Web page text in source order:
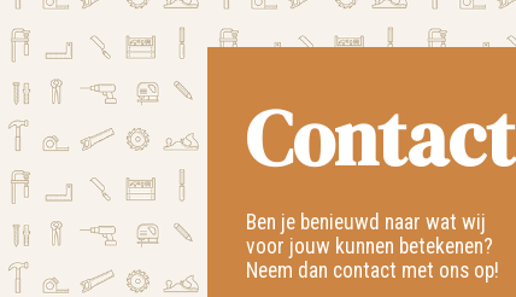
Contact
Ben je benieuwd naar wat wij
voor jouw kunnen betekenen?
Neem dan contact met ons op!